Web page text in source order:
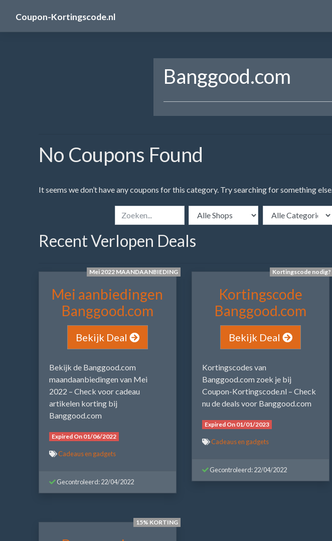
Coupon-Kortingscode.nl
Banggood.com
No Coupons Found
It seems we don’t have any coupons for this category. Try searching for something else.
Recent Verlopen Deals
Mei 2022 MAANDAANBIEDING
Mei aanbiedingen
Banggood.com
Bekijk Deal
Bekijk de Banggood.com
maandaanbiedingen van Mei
2022 – Check voor cadeau
artikelen korting bij
Banggood.com
Expired On 01/06/2022
Cadeaus en gadgets
Gecontroleerd: 22/04/2022
Kortingscode nodig?
Kortingscode
Banggood.com
Bekijk Deal
Kortingscodes van
Banggood.com zoek je bij
Coupon-Kortingscode.nl – Check
nu de deals voor Banggood.com
Expired On 01/01/2023
Cadeaus en gadgets
Gecontroleerd: 22/04/2022
15% KORTING